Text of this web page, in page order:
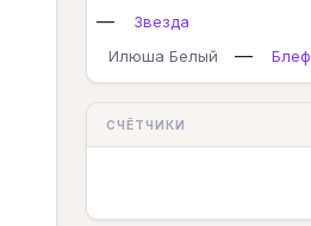
—
Звезда
Илюша Белый
— Блеф
СЧЁТЧИКИ